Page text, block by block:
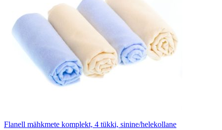
Flanell mähkmete komplekt, 4 tükki, sinine/helekollane